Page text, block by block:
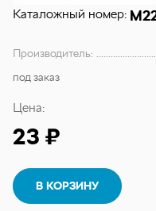
Каталожный номер:
Производитель:
под заказ
Цена:
23 ₽
В КОРЗИНУ